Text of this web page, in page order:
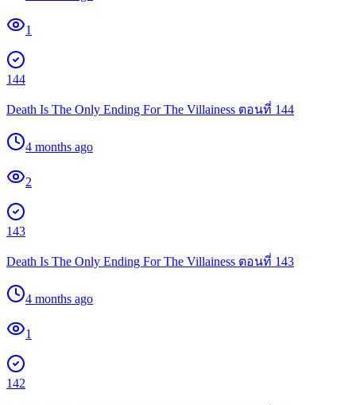
1
144
Death Is The Only Ending For The Villainess ตอนที่ 144
4 months ago
2
143
Death Is The Only Ending For The Villainess ตอนที่ 143
4 months ago
1
142